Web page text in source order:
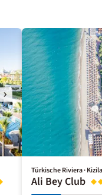
Türkische Riviera ·
Ali Bey Club